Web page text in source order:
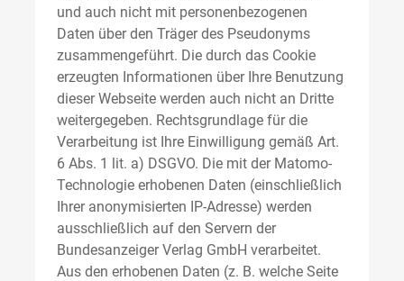
und auch nicht mit personenbezogenen
Daten über den Träger des Pseudonyms
zusammengeführt. Die durch das Cookie
erzeugten Informationen über Ihre Benutzung
dieser Webseite werden auch nicht an Dritte
weitergegeben. Rechtsgrundlage für die
Verarbeitung ist Ihre Einwilligung gemäß Art.
6 Abs. 1 lit. a) DSGVO. Die mit der Matomo-
Technologie erhobenen Daten (einschließlich
Ihrer anonymisierten IP-Adresse) werden
ausschließlich auf den Servern der
Bundesanzeiger Verlag GmbH verarbeitet.
Aus den erhobenen Daten (z. B. welche Seite